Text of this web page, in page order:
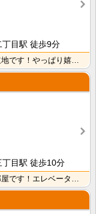
丁目駅 徒歩9分
丁目駅 徒歩10分